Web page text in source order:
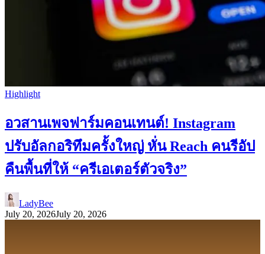
Highlight
อวสานเพจฟาร์มคอนเทนต์! Instagram
ปรับอัลกอริทึมครั้งใหญ่ หั่น Reach คนรีอัป
คืนพื้นที่ให้ “ครีเอเตอร์ตัวจริง”
LadyBee
July 20, 2026July 20, 2026